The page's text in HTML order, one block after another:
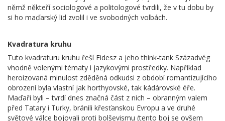
němž někteří sociologové a politologové tvrdili, že v tu dobu by
si ho maďarský lid zvolil i ve svobodných volbách.
Kvadratura kruhu
Tuto kvadraturu kruhu řeší Fidesz a jeho think-tank Századvég
vhodně volenými tématy i jazykovými prostředky. Například
heroizovaná minulost zděděná odkudsi z období romantizujícího
obrození byla vlastní jak horthyovské, tak kádárovské éře.
Maďaři byli – tvrdí dnes značná část z nich – obranným valem
před Tatary i Turky, bránili křesťanskou Evropu a ve druhé
světové válce bojovali proti bolševismu (tento boj se ovšem